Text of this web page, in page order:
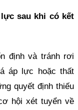
sau khi có kết
định và tránh rơi
áp lực hoặc thất
quyết định thiếu
hội xét tuyển về